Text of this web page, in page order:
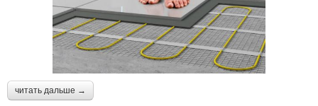
читать дальше →